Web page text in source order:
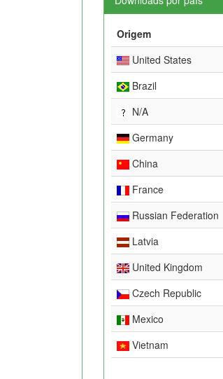
Origem
United States
Brazil
N/A
Germany
China
France
Russian Federation
Latvia
United Kingdom
Czech Republic
Mexico
Vietnam